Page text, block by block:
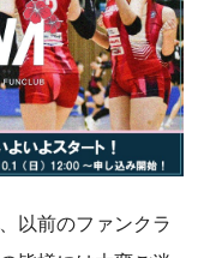
以前のファンクラ